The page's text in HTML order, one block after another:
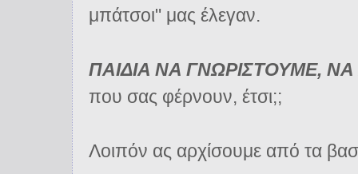
μπάτσοι" μας έλεγαν.
ΠΑΙΔΙΑ ΝΑ ΓΝΩΡΙΣΤΟΥΜΕ,
που σας φέρνουν, έτσι;;
Λοιπόν ας αρχίσουμε από τα